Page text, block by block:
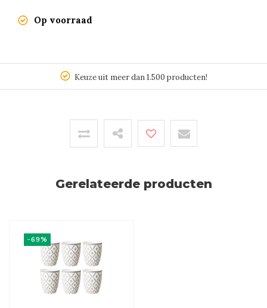
Op voorraad
Keuze uit meer dan 1.500 producten!
Gerelateerde producten
-69%